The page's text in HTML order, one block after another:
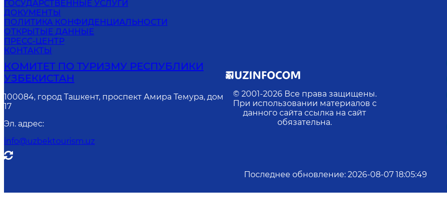
ГОСУДАРСТВЕННЫЕ УСЛУГИ
ДОКУМЕНТЫ
ПОЛИТИКА КОНФИДЕНЦИАЛЬНОСТИ
ОТКРЫТЫЕ ДАННЫЕ
ПРЕСС-ЦЕНТР
КОНТАКТЫ
КОМИТЕТ ПО ТУРИЗМУ РЕСПУБЛИКИ
УЗБЕКИСТАН
100084, город Ташкент, проспект Амира Темура, дом
17
Эл. адрес:
info@uzbektourism.uz
© 2001-2026 Все права защищены.
При использовании материалов с
данного сайта ссылка на сайт
обязательна.
Последнее обновление: 2026-08-07 18:05:49